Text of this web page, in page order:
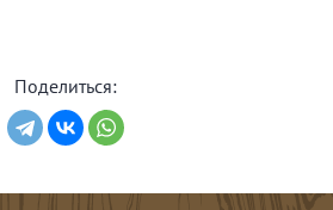
Поделиться: